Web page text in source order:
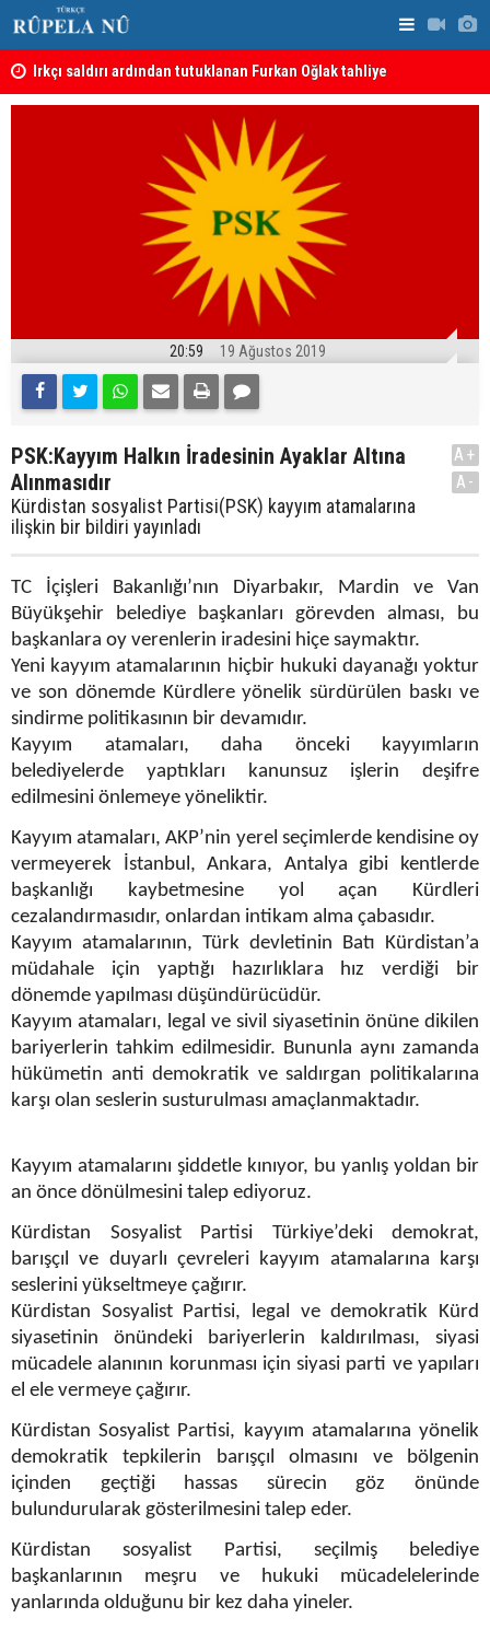
Irkçı saldırı ardından tutuklanan Furkan Oğlak tahliye
edildi
20:59 19 Ağustos 2019
PSK:Kayyım Halkın İradesinin Ayaklar Altına
Alınmasıdır
Kürdistan sosyalist Partisi(PSK) kayyım atamalarına
ilişkin bir bildiri yayınladı
A+
A-
TC İçişleri Bakanlığı’nın Diyarbakır, Mardin ve Van
Büyükşehir belediye başkanları görevden alması, bu
başkanlara oy verenlerin iradesini hiçe saymaktır.
Yeni kayyım atamalarının hiçbir hukuki dayanağı yoktur
ve son dönemde Kürdlere yönelik sürdürülen baskı ve
sindirme politikasının bir devamıdır.
Kayyım atamaları, daha önceki kayyımların
belediyelerde yaptıkları kanunsuz işlerin deşifre
edilmesini önlemeye yöneliktir.
Kayyım atamaları, AKP’nin yerel seçimlerde kendisine oy
vermeyerek İstanbul, Ankara, Antalya gibi kentlerde
başkanlığı kaybetmesine yol açan Kürdleri
cezalandırmasıdır, onlardan intikam alma çabasıdır.
Kayyım atamalarının, Türk devletinin Batı Kürdistan’a
müdahale için yaptığı hazırlıklara hız verdiği bir
dönemde yapılması düşündürücüdür.
Kayyım atamaları, legal ve sivil siyasetinin önüne dikilen
bariyerlerin tahkim edilmesidir. Bununla aynı zamanda
hükümetin anti demokratik ve saldırgan politikalarına
karşı olan seslerin susturulması amaçlanmaktadır.
Kayyım atamalarını şiddetle kınıyor, bu yanlış yoldan bir
an önce dönülmesini talep ediyoruz.
Kürdistan Sosyalist Partisi Türkiye’deki demokrat,
barışçıl ve duyarlı çevreleri kayyım atamalarına karşı
seslerini yükseltmeye çağırır.
Kürdistan Sosyalist Partisi, legal ve demokratik Kürd
siyasetinin önündeki bariyerlerin kaldırılması, siyasi
mücadele alanının korunması için siyasi parti ve yapıları
el ele vermeye çağırır.
Kürdistan Sosyalist Partisi, kayyım atamalarına yönelik
demokratik tepkilerin barışçıl olmasını ve bölgenin
içinden geçtiği hassas sürecin göz önünde
bulundurularak gösterilmesini talep eder.
Kürdistan sosyalist Partisi, seçilmiş belediye
başkanlarının meşru ve hukuki mücadelelerinde
yanlarında olduğunu bir kez daha yineler.